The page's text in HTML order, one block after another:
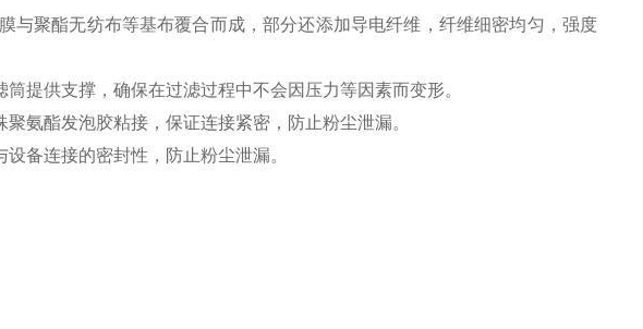
与聚酯无纺布等基布覆合而成，部分还添加导电纤维，纤维细密均匀，强度
提供支撑，确保在过滤过程中不会因压力等因素而变形。
氨酯发泡胶粘接，保证连接紧密，防止粉尘泄漏。
备连接的密封性，防止粉尘泄漏。